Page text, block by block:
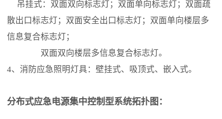
吊挂式：双面双向标志灯；双面单向标志灯；双面疏
散出口标志灯；双面安全出口标志灯；双面单向楼层多
信息复合标志灯；
双面双向楼层多信息复合标志灯。
4、消防应急照明灯具：壁挂式、吸顶式、嵌入式。
分布式应急电源集中控制型系统拓扑图：